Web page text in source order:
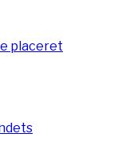
placeret